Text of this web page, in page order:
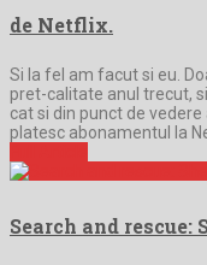
de Netflix.
Si la fel am facut si eu.
pret-calitate anul trecut,
cat si din punct de
platesc abonamentul la
Search and rescue: